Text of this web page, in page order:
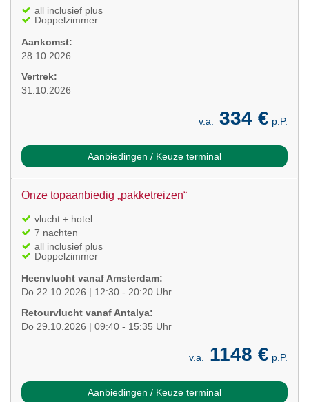
all inclusief plus
Doppelzimmer
Aankomst:
28.10.2026
Vertrek:
31.10.2026
v.a. 334 € p.P.
Aanbiedingen / Keuze terminal
Onze topaanbiedig „pakketreizen“
vlucht + hotel
7 nachten
all inclusief plus
Doppelzimmer
Heenvlucht vanaf Amsterdam:
Do 22.10.2026 | 12:30 - 20:20 Uhr
Retourvlucht vanaf Antalya:
Do 29.10.2026 | 09:40 - 15:35 Uhr
v.a. 1148 € p.P.
Aanbiedingen / Keuze terminal